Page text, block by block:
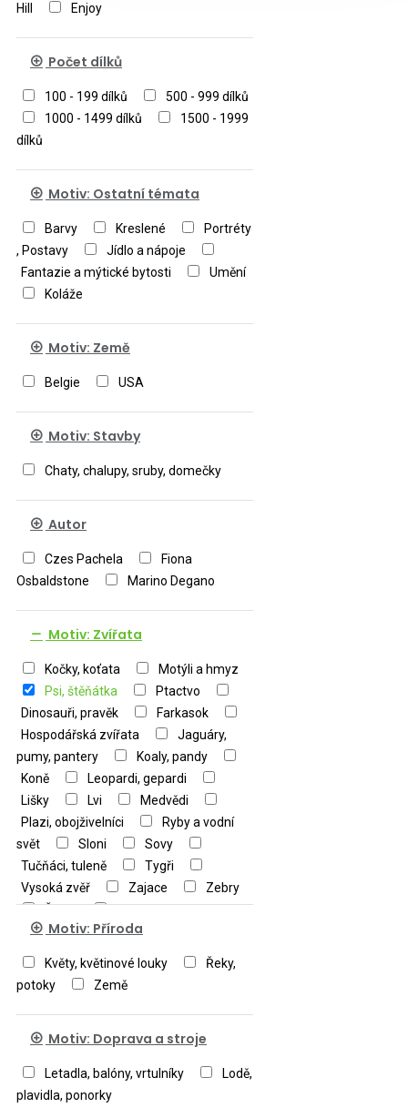
Hill
Enjoy
Počet dílků
100 - 199 dílků
500 - 999 dílků
1000 - 1499 dílků
1500 - 1999
dílků
Motiv: Ostatní témata
Barvy Kreslené
Portréty
, Postavy
Jídlo a nápoje
Fantazie a mýtické bytosti
Umění
Koláže
Motiv: Země
Belgie USA
Motiv: Stavby
Chaty, chalupy, sruby, domečky
Autor
Czes Pachela
Fiona
Osbaldstone
Marino Degano
Motiv: Zvířata
Kočky, koťata
Motýli a hmyz
Psi, štěňátka
Ptactvo
Dinosauři, pravěk
Farkasok
Hospodářská zvířata
Jaguáry,
pumy, pantery
Koaly, pandy
Koně
Leopardi, gepardi
Lišky
Lvi
Medvědi
Plazi, obojživelníci
Ryby a vodní
svět
Sloni
Sovy
Tučňáci, tuleně
Tygři
Vysoká zvěř
Zajace
Zebry
Žirafy
Ostatní zvířata
Motiv: Příroda
Květy, květinové louky
Řeky,
potoky
Země
Motiv: Doprava a stroje
Letadla, balóny, vrtulníky
Lodě,
plavidla, ponorky